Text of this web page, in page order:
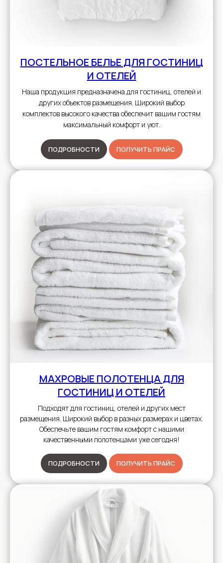
ПОСТЕЛЬНОЕ БЕЛЬЕ ДЛЯ ГОСТИНИЦ
И ОТЕЛЕЙ
Наша продукция предназначена для гостиниц, отелей и
других объектов размещения. Широкий выбор
комплектов высокого качества обеспечит вашим гостям
максимальный комфорт и уют.
ПОДРОБНОСТИ ПОЛУЧИТЬ ПРАЙС
МАХРОВЫЕ ПОЛОТЕНЦАДЛЯ
ГОСТИНИЦ И ОТЕЛЕЙ
Подходят для гостиниц, отелей и других мест
размещения. Широкий выбор в разных размерах и цветах.
Обеспечьте вашим гостям комфорт с нашими
качественными полотенцами уже сегодня!
ПОДРОБНОСТИ ПОЛУЧИТЬ ПРАЙС